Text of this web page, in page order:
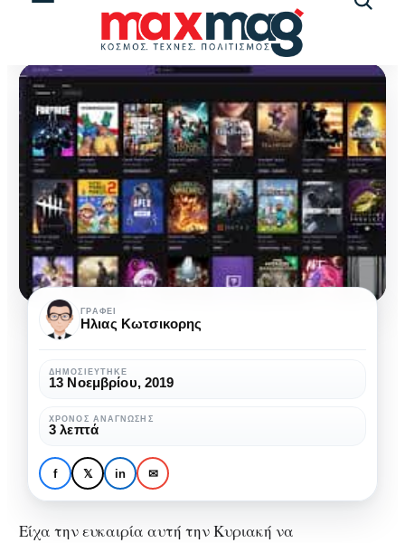
Streaming Platforms: Η
αρχή και η εξέλιξη τους
Streaming
Platforms:
αρχή
εξέλιξη
τους
ΓΡΆΦΕΙ
Ηλιας Κωτσικορης
ΔΗΜΟΣΙΕΎΤΗΚΕ
13 Νοεμβρίου, 2019
ΧΡΌΝΟΣ ΑΝΆΓΝΩΣΗΣ
3 λεπτά
f 𝕏 in ✉
Είχα την ευκαιρία αυτή την Κυριακή να